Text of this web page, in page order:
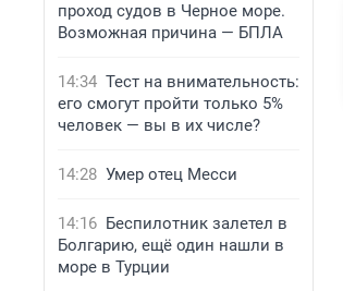
проход судов в Черное море.
Возможная причина — БПЛА
14:34 Тест на внимательность:
его смогут пройти только 5%
человек — вы в их числе?
14:28 Умер отец Месси
14:16 Беспилотник залетел в
Болгарию, ещё один нашли в
море в Турции